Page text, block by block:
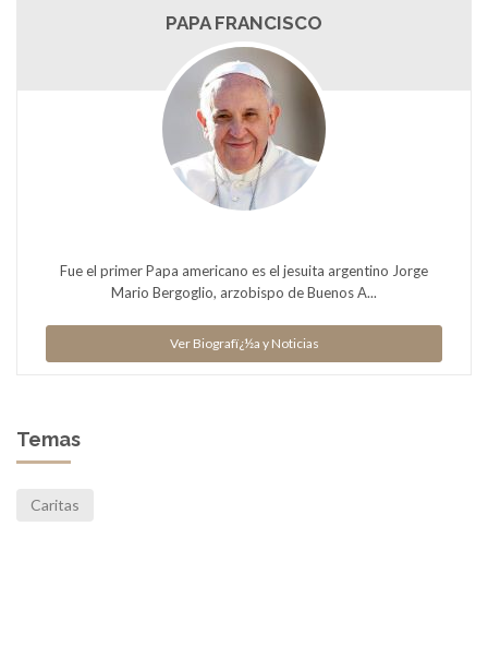
PAPA FRANCISCO
Fue el primer Papa americano es el jesuita argentino Jorge
Mario Bergoglio, arzobispo de Buenos A...
Ver Biografï¿½a y Noticias
Temas
Caritas